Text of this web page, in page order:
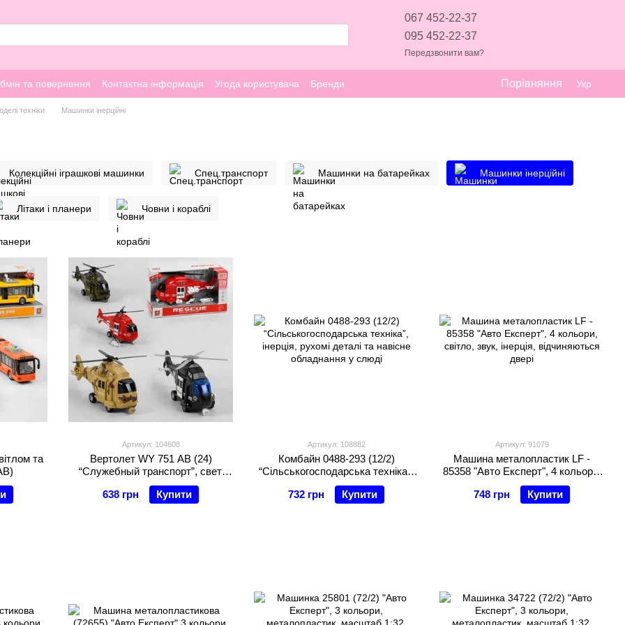
067 452-22-37
095 452-22-37
Передзвонити вам?
та повернення Контактна інформація Угода користувача Бренди Порівняння Укр
техніки Машинки інерційні
Колекційні іграшкові машинки Спец.транспорт Машинки на батарейках Машинки інерційні
Літаки і планери Човни і кораблі
та
Артикул: 104608
Вертолет WY 751 AВ (24)
“Служебный транспорт”, свет,
звук, инерция, подвижные
лопасти, подвижный кран, в
638 грн Купити
Артикул: 108882
Комбайн 0488-293 (12/2)
“Сільськогосподарська техніка”,
інерція, рухомі деталі та навісне
обладнання у слюді
732 грн Купити
Артикул: 91079
Машина металопластик LF -
85358 "Авто Експерт", 4 кольори,
світло, звук, інерція,
відчиняються двері
748 грн Купити